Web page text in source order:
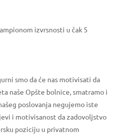
izvrsnosti u čak 5
smo da će nas motivisati da
naše Opšte bolnice, smatramo i
poslovanja negujemo iste
i motivisanost da zadovoljstvo
poziciju u privatnom